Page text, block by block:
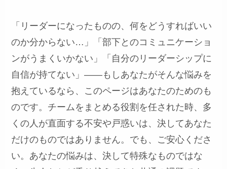
「リーダーになったものの、何をどうすればいい
のか分からない…」「部下とのコミュニケーショ
ンがうまくいかない」「自分のリーダーシップに
自信が持てない」――もしあなたがそんな悩みを
抱えているなら、このページはあなたのためのも
のです。チームをまとめる役割を任された時、多
くの人が直面する不安や戸惑いは、決してあなた
だけのものではありません。でも、ご安心くださ
い。あなたの悩みは、決して特殊なものではな